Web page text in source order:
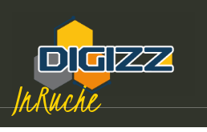
InRuche